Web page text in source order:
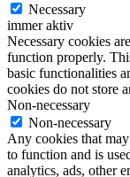
Necessary
immer aktiv
Necessary cookies
function properly.
basic functionalities
cookies do not store
Non-necessary
Non-necessary
Any cookies that
to function and is
analytics, ads, other